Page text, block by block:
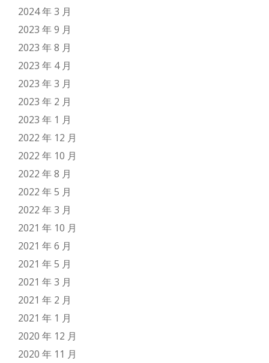
2024 年 3 月
2023 年 9 月
2023 年 8 月
2023 年 4 月
2023 年 3 月
2023 年 2 月
2023 年 1 月
2022 年 12 月
2022 年 10 月
2022 年 8 月
2022 年 5 月
2022 年 3 月
2021 年 10 月
2021 年 6 月
2021 年 5 月
2021 年 3 月
2021 年 2 月
2021 年 1 月
2020 年 12 月
2020 年 11 月